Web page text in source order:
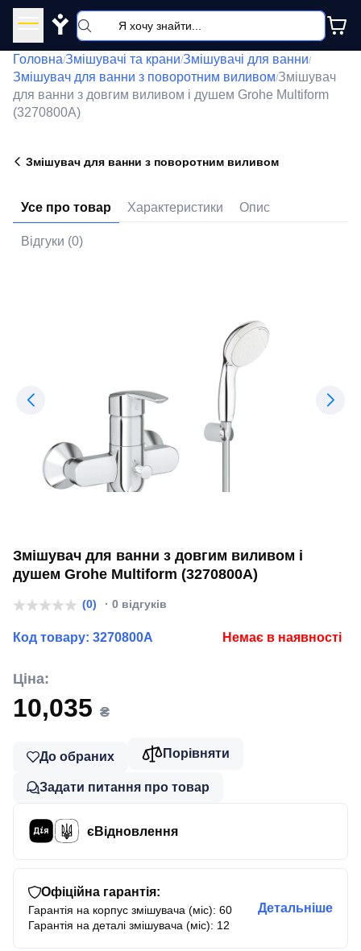
Y
Головна/Змішувачі та крани/Змішувачі для ванни/
Змішувач для ванни з поворотним виливом/Змішувач
для ванни з довгим виливом і душем Grohe Multiform
(3270800A)
Змішувач для ванни з поворотним виливом
Усе про товар Характеристики Опис
Відгуки (0)
Змішувач для ванни з довгим виливом і
душем Grohe Multiform (3270800A)
(0) · 0 відгуків
Код товару: 3270800A Немає в наявності
Ціна:
10,035 ₴
До обраних Порівняти
Задати питання про товар
єВідновлення
Офіційна гарантія:
Гарантія на корпус змішувача (міс): 60
Гарантія на деталі змішувача (міс): 12
Детальніше